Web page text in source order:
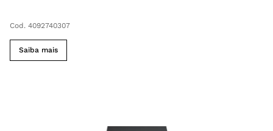
Cod. 4092740307
Saiba mais